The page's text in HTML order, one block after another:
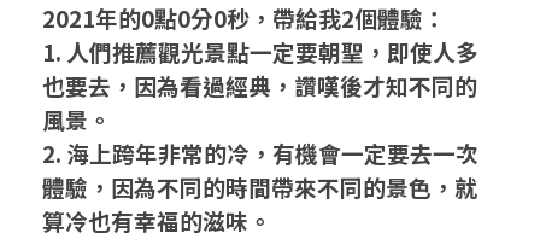
2021年的0點0分0秒，帶給我2個體驗：
1. 人們推薦觀光景點一定要朝聖，即使人多
也要去，因為看過經典，讚嘆後才知不同的
風景。
2. 海上跨年非常的冷，有機會一定要去一次
體驗，因為不同的時間帶來不同的景色，就
算冷也有幸福的滋味。